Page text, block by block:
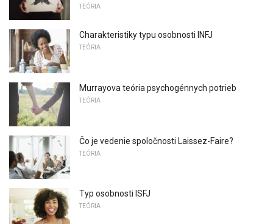
TEÓRIA
Charakteristiky typu osobnosti INFJ
TEÓRIA
Murrayova teória psychogénnych potrieb
TEÓRIA
Čo je vedenie spoločnosti Laissez-Faire?
TEÓRIA
Typ osobnosti ISFJ
TEÓRIA